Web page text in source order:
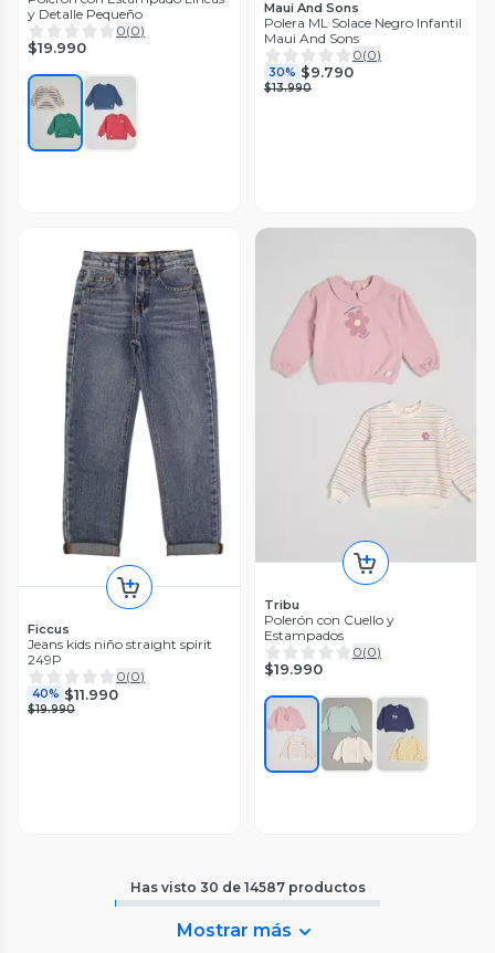
y Detalle Pequeño
0(0)
$19.990
Maui And Sons
Polera ML Solace Negro Infantil
Maui And Sons
0(0)
30% $9.790
$13.990
Ficcus
Jeans kids niño straight spirit
249P
0(0)
40% $11.990
$19.990
Tribu
Polerón con Cuello y
Estampados
0(0)
$19.990
Has visto 30 de 14587 productos
Mostrar más